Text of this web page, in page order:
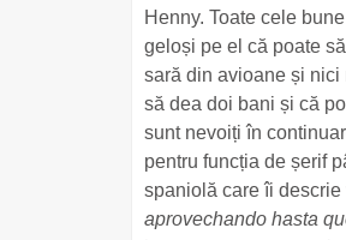
Henny. Toate cele
geloși pe el că poate
sară din avioane și nici
să dea doi bani și că
sunt nevoiți în
pentru funcția de șerif
spaniolă care îi
aprovechando hasta